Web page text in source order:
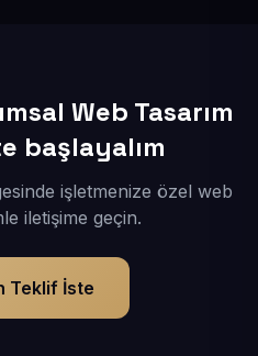
Web Tasarım
başlayalım
işletmenize özel web
iletişime geçin.
Teklif İste